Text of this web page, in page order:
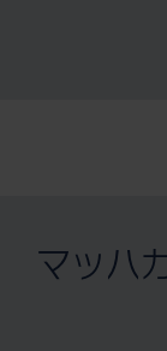
マッハ